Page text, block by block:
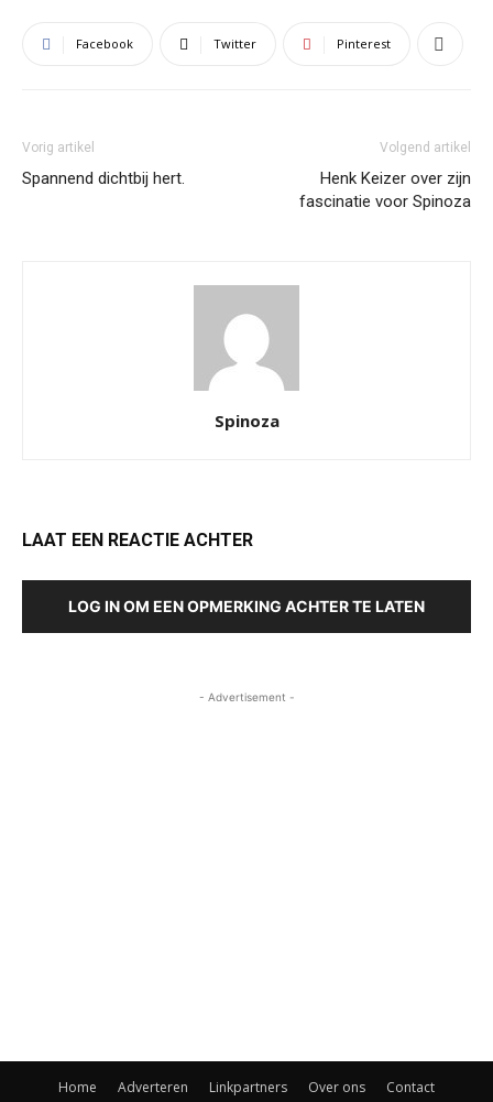
Facebook Twitter Pinterest
Vorig artikel
Spannend dichtbij hert.
Volgend artikel
Henk Keizer over zijn
fascinatie voor Spinoza
Spinoza
LAAT EEN REACTIE ACHTER
LOG IN OM EEN OPMERKING ACHTER TE LATEN
- Advertisement -
Home Adverteren Linkpartners Over ons Contact